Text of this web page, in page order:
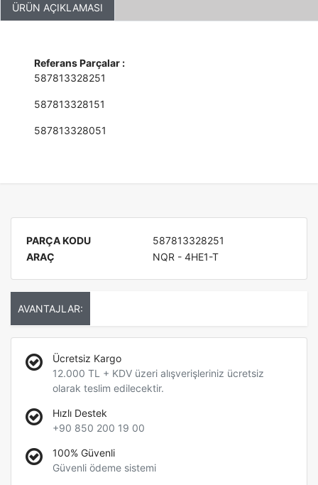
ÜRÜN AÇIKLAMASI
Referans Parçalar :
587813328251
587813328151
587813328051
PARÇA KODU
587813328251
ARAÇ
NQR - 4HE1-T
AVANTAJLAR:
Ücretsiz Kargo
12.000 TL + KDV üzeri alışverişleriniz ücretsiz
olarak teslim edilecektir.
Hızlı Destek
+90 850 200 19 00
100% Güvenli
Güvenli ödeme sistemi